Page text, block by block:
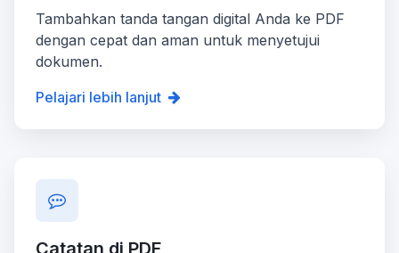
Tambahkan tanda tangan digital Anda ke PDF
dengan cepat dan aman untuk menyetujui
dokumen.
Pelajari lebih lanjut
Catatan di PDF